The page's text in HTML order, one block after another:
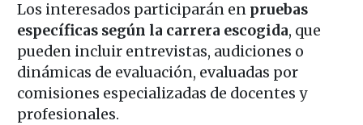
Los interesados participarán enpruebas
específicas según la carrera escogida, que
pueden incluir entrevistas, audiciones o
dinámicas de evaluación, evaluadas por
comisiones especializadas de docentes y
profesionales.